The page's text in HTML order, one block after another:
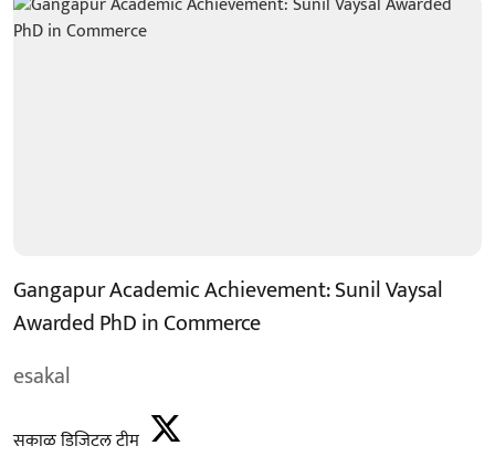
Gangapur Academic Achievement: Sunil Vaysal
Awarded PhD in Commerce
esakal
सकाळ डिजिटल टीम